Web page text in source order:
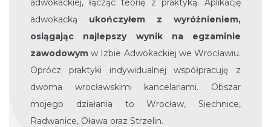
adwokackiej, łącząc teorię z praktyką. Aplikację
adwokacką ukończyłem z wyróżnieniem,
osiągając najlepszy wynik na egzaminie
zawodowym w Izbie Adwokackiej we Wrocławiu.
Oprócz praktyki indywidualnej współpracuję z
dwoma wrocławskimi kancelariami. Obszar
mojego działania to Wrocław, Siechnice,
Radwanice, Oława oraz Strzelin.